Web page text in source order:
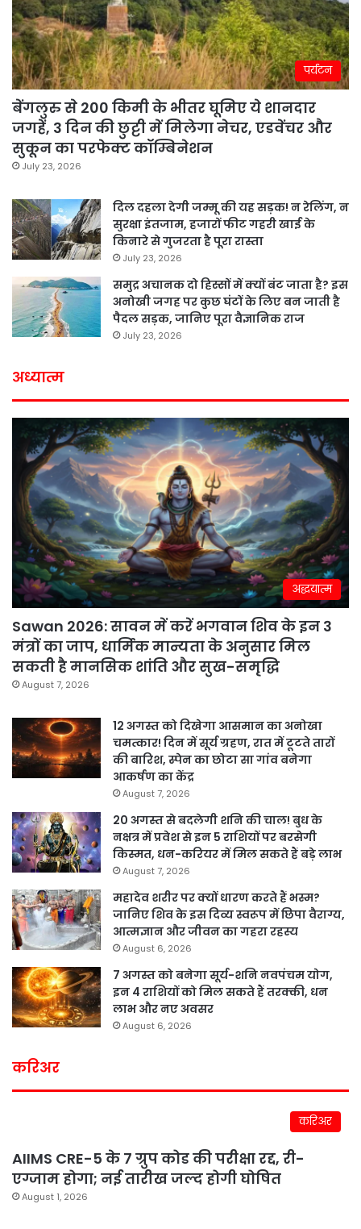
पर्यटन
बेंगलुरु से 200 किमी के भीतर घूमिए ये शानदार
जगहें, 3 दिन की छुट्टी में मिलेगा नेचर, एडवेंचर और
सुकून का परफेक्ट कॉम्बिनेशन
July 23, 2026
दिल दहला देगी जम्मू की यह सड़क! न रेलिंग, न
सुरक्षा इंतजाम, हजारों फीट गहरी खाई के
किनारे से गुजरता है पूरा रास्ता
July 23, 2026
समुद्र अचानक दो हिस्सों में क्यों बंट जाता है? इस
अनोखी जगह पर कुछ घंटों के लिए बन जाती है
पैदल सड़क, जानिए पूरा वैज्ञानिक राज
July 23, 2026
अध्यात्म
अद्धयात्म
Sawan 2026: सावन में करें भगवान शिव के इन 3
मंत्रों का जाप, धार्मिक मान्यता के अनुसार मिल
सकती है मानसिक शांति और सुख-समृद्धि
August 7, 2026
12 अगस्त को दिखेगा आसमान का अनोखा
चमत्कार! दिन में सूर्य ग्रहण, रात में टूटते तारों
की बारिश, स्पेन का छोटा सा गांव बनेगा
आकर्षण का केंद्र
August 7, 2026
20 अगस्त से बदलेगी शनि की चाल! बुध के
नक्षत्र में प्रवेश से इन 5 राशियों पर बरसेगी
किस्मत, धन-करियर में मिल सकते हैं बड़े लाभ
August 7, 2026
महादेव शरीर पर क्यों धारण करते हैं भस्म?
जानिए शिव के इस दिव्य स्वरूप में छिपा वैराग्य,
आत्मज्ञान और जीवन का गहरा रहस्य
August 6, 2026
7 अगस्त को बनेगा सूर्य-शनि नवपंचम योग,
इन 4 राशियों को मिल सकते हैं तरक्की, धन
लाभ और नए अवसर
August 6, 2026
करिअर
करिअर
AIIMS CRE-5 के 7 ग्रुप कोड की परीक्षा रद्द, री-
एग्जाम होगा; नई तारीख जल्द होगी घोषित
August 1, 2026